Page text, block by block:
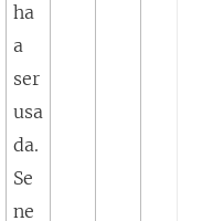
ha
a
ser
usa
da.
Se
ne